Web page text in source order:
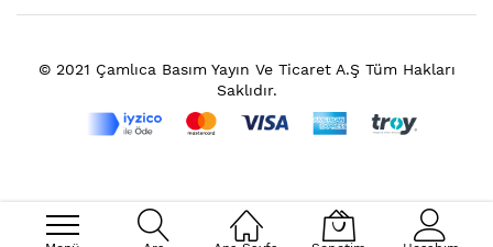
© 2021 Çamlıca Basım Yayın Ve Ticaret A.Ş Tüm Hakları
Saklıdır.